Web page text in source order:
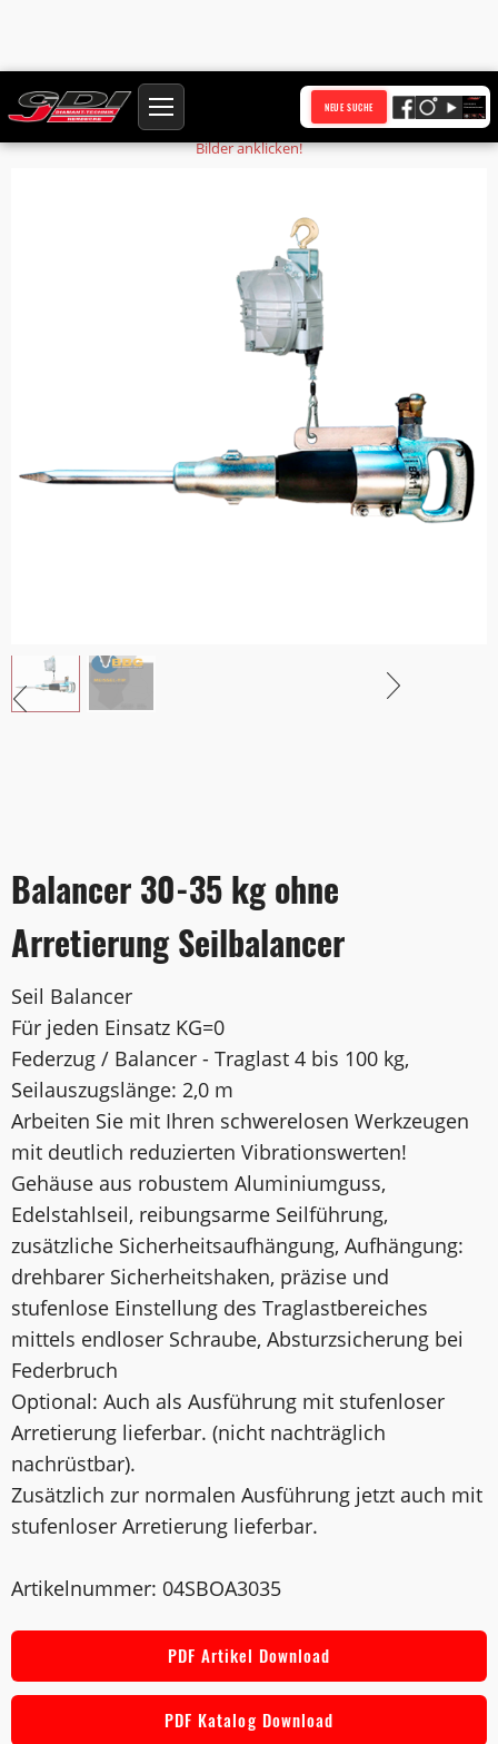
NEUE SUCHE
Startseite Produkte Balancer 30-35 kg ohne Arretierung Seilbalancer
Bilder anklicken!
Balancer 30-35 kg ohne
Arretierung Seilbalancer
Seil Balancer
Für jeden Einsatz KG=0
Federzug / Balancer - Traglast 4 bis 100 kg,
Seilauszugslänge: 2,0 m
Arbeiten Sie mit Ihren schwerelosen Werkzeugen
mit deutlich reduzierten Vibrationswerten!
Gehäuse aus robustem Aluminiumguss,
Edelstahlseil, reibungsarme Seilführung,
zusätzliche Sicherheitsaufhängung, Aufhängung:
drehbarer Sicherheitshaken, präzise und
stufenlose Einstellung des Traglastbereiches
mittels endloser Schraube, Absturzsicherung bei
Federbruch
Optional: Auch als Ausführung mit stufenloser
Arretierung lieferbar. (nicht nachträglich
nachrüstbar).
Zusätzlich zur normalen Ausführung jetzt auch mit
stufenloser Arretierung lieferbar.
Artikelnummer: 04SBOA3035
PDF Artikel Download
PDF Katalog Download